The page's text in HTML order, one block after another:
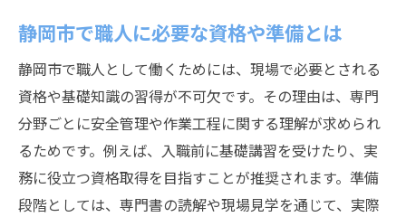
静岡市で職人に必要な資格や準備とは
静岡市で職人として働くためには、現場で必要とされる
資格や基礎知識の習得が不可欠です。その理由は、専門
分野ごとに安全管理や作業工程に関する理解が求められ
るためです。例えば、入職前に基礎講習を受けたり、実
務に役立つ資格取得を目指すことが推奨されます。準備
段階としては、専門書の読解や現場見学を通じて、実際